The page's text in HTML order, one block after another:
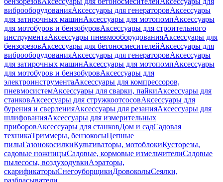
виброоборудованияАксессуары для генераторовАксессуары
для затирочных машинАксессуары для мотопомпАксессуары
для мотобуров и бензобуровАксессуары для строительного
инструментаАксессуары пневмооборудованияАксессуары для
бензорезовАксессуары для бетоносмесителейАксессуары для
виброоборудованияАксессуары для генераторовАксессуары
для затирочных машинАксессуары для мотопомпАксессуары
для мотобуров и бензобуровАксессуары для
электроинструментаАксессуары для компрессоров,
пневмосистемАксессуары для сварки, пайкиАксессуары для
станковАксессуары для стружкоотсосовАксессуары для
бурения и сверленияАксессуары для резанияАксессуары для
шлифованияАксессуары для измерительных
приборовАксессуары для станковДом и садСадовая
техникаТриммеры, бензокосыЦепные
пилыГазонокосилкиКультиваторы, мотоблокиКусторезы,
садовые ножницыСадовые, кормовые измельчителиСадовые
пылесосы, воздуходувкиАэраторы,
скарификаторыСнегоуборщикиДровоколыСеялки,
разбрасыватели